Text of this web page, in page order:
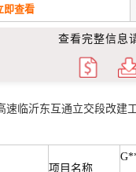
即查看
查看完整信息
临沂东互通立交段改建
项目名称